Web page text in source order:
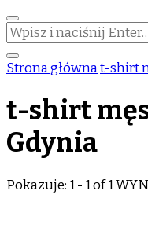
Szukasz
czegoś?
Strona głównat-shirt
t-shirt
Gdynia
Pokazuje: 1 - 1 of 1